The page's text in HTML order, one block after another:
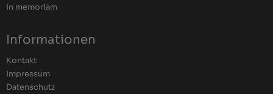
In memoriam
Informationen
Kontakt
Impressum
Datenschutz